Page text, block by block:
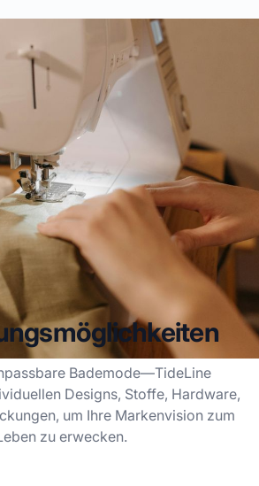
Bademode—TideLine
Designs, Stoffe, Hardware,
um Ihre Markenvision zum
zu erwecken.